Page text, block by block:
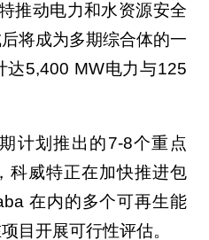
推动电力和水资源安全
将成为多期综合体的一
达5,400 MW电力与125
计划推出的7-8个重点
科威特正在加快推进包
在内的多个可再生能
目开展可行性评估。